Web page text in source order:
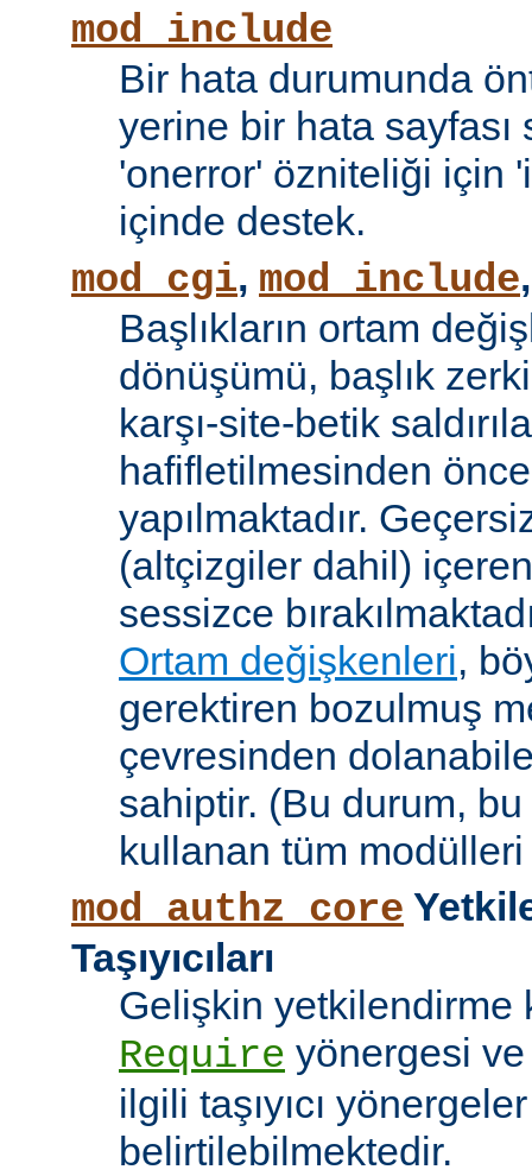
mod_include
Bir hata durumunda
yerine bir hata sayfası
'onerror' özniteliği için
içinde destek.
mod_cgi, mod_include
Başlıkların ortam
dönüşümü, başlık
karşı-site-betik
hafifletilmesinden
yapılmaktadır.
(altçizgiler dahil)
sessizce
Ortam değişkenleri,
gerektiren bozulmuş
çevresinden
sahiptir. (Bu durum,
kullanan tüm
mod_authz_core
Taşıyıcıları
Gelişkin yetkilendirme
Require yönergesi
ilgili taşıyıcı
belirtilebilmektedir.